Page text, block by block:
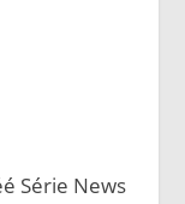
Série News